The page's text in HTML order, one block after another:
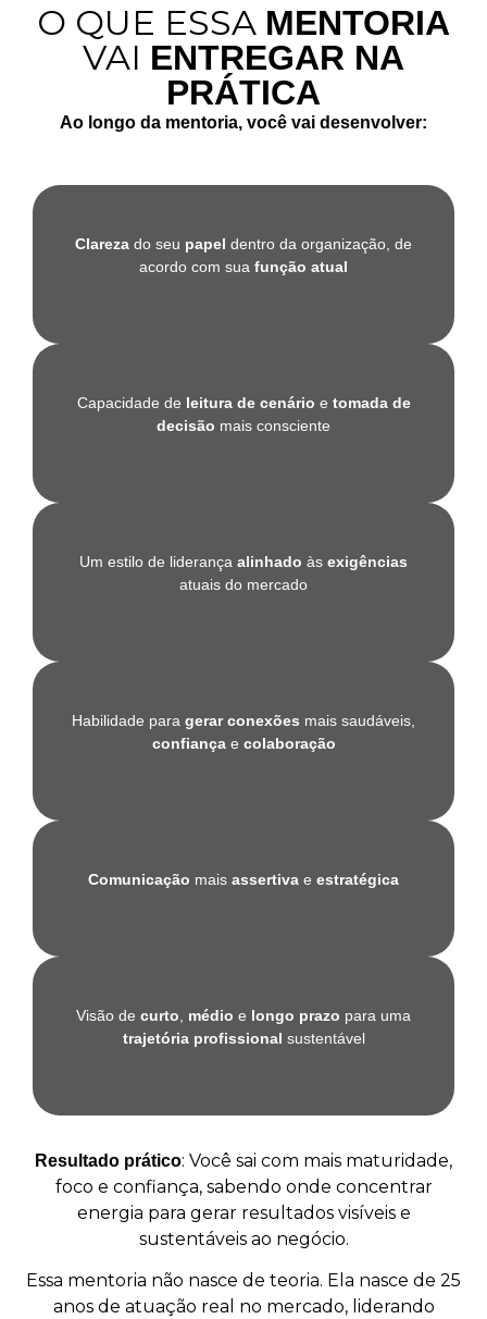
O QUE ESSA MENTORIA
VAI ENTREGAR NA
PRÁTICA
Ao longo da mentoria, você vai desenvolver:
Clareza do seu papel dentro da organização, de
acordo com sua função atual
Capacidade de leitura de cenário e tomada de
decisão mais consciente
Um estilo de liderança alinhado às exigências
atuais do mercado
Habilidade para gerar conexões mais saudáveis,
confiança e colaboração
Comunicação mais assertiva e estratégica
Visão de curto, médio e longo prazo para uma
trajetória profissional sustentável
Resultado prático: Você sai com mais maturidade,
foco e confiança, sabendo onde concentrar
energia para gerar resultados visíveis e
sustentáveis ao negócio.
Essa mentoria não nasce de teoria. Ela nasce de 25
anos de atuação real no mercado, liderando